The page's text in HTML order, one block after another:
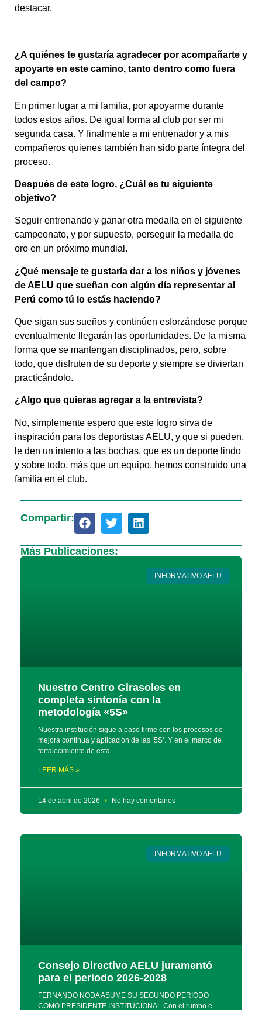
destacar.
¿A quiénes te gustaría agradecer por acompañarte y
apoyarte en este camino, tanto dentro como fuera
del campo?
En primer lugar a mi familia, por apoyarme durante
todos estos años. De igual forma al club por ser mi
segunda casa. Y finalmente a mi entrenador y a mis
compañeros quienes también han sido parte íntegra del
proceso.
Después de este logro, ¿Cuál es tu siguiente
objetivo?
Seguir entrenando y ganar otra medalla en el siguiente
campeonato, y por supuesto, perseguir la medalla de
oro en un próximo mundial.
¿Qué mensaje te gustaría dar a los niños y jóvenes
de AELU que sueñan con algún día representar al
Perú como tú lo estás haciendo?
Que sigan sus sueños y continúen esforzándose porque
eventualmente llegarán las oportunidades. De la misma
forma que se mantengan disciplinados, pero, sobre
todo, que disfruten de su deporte y siempre se diviertan
practicándolo.
¿Algo que quieras agregar a la entrevista?
No, simplemente espero que este logro sirva de
inspiración para los deportistas AELU, y que si pueden,
le den un intento a las bochas, que es un deporte lindo
y sobre todo, más que un equipo, hemos construido una
familia en el club.
Compartir:
Más Publicaciones:
INFORMATIVO AELU
Nuestro Centro Girasoles en
completa sintonía con la
metodología «5S»
Nuestra institución sigue a paso firme con los procesos de
mejora continua y aplicación de las ‘5S’. Y en el marco de
fortalecimiento de esta
LEER MÁS »
14 de abril de 2026 No hay comentarios
INFORMATIVO AELU
Consejo Directivo AELU juramentó
para el periodo 2026-2028
FERNANDO NODA ASUME SU SEGUNDO PERIODO
COMO PRESIDENTE INSTITUCIONAL Con el rumbo e